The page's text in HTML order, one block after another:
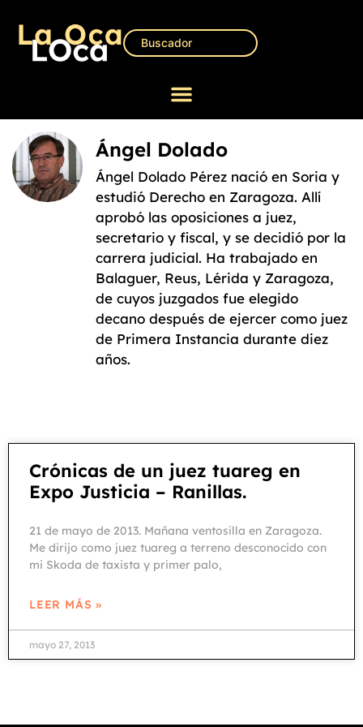
Ángel Dolado
Ángel Dolado Pérez nació en Soria y
estudió Derecho en Zaragoza. Allí
aprobó las oposiciones a juez,
secretario y fiscal, y se decidió por la
carrera judicial. Ha trabajado en
Balaguer, Reus, Lérida y Zaragoza,
de cuyos juzgados fue elegido
decano después de ejercer como juez
de Primera Instancia durante diez
años.
Crónicas de un juez tuareg en
Expo Justicia – Ranillas.
21 de mayo de 2013. Mañana ventosilla en Zaragoza.
Me dirijo como juez tuareg a terreno desconocido con
mi Skoda de taxista y primer palo,
LEER MÁS »
mayo 27, 2013